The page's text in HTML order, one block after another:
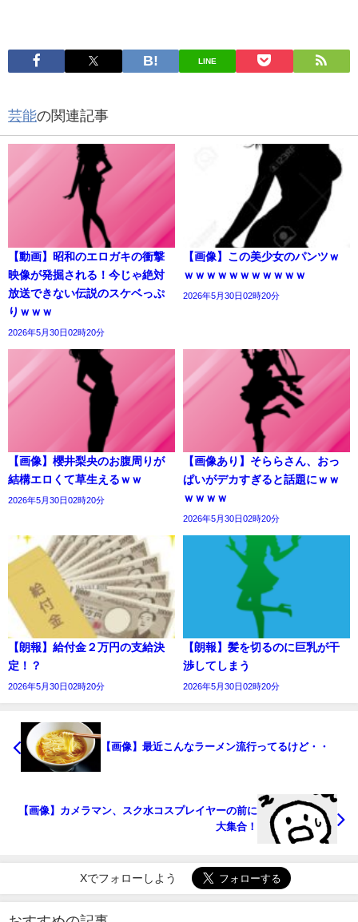
LINE
芸能の関連記事
【動画】昭和のエロガキの衝撃
映像が発掘される！今じゃ絶対
放送できない伝説のスケベっぷ
りｗｗｗ
2026年5月30日02時20分
【画像】この美少女のパンツｗ
ｗｗｗｗｗｗｗｗｗｗｗ
2026年5月30日02時20分
【画像】櫻井梨央のお腹周りが
結構エロくて草生えるｗｗ
2026年5月30日02時20分
【画像あり】そららさん、おっ
ぱいがデカすぎると話題にｗｗ
ｗｗｗｗ
2026年5月30日02時20分
【朗報】給付金２万円の支給決
定！？
2026年5月30日02時20分
【朗報】髪を切るのに巨乳が干
渉してしまう
2026年5月30日02時20分
【画像】最近こんなラーメン流行ってるけど・・
【画像】カメラマン、スク水コスプレイヤーの前に
大集合！
Xでフォローしよう